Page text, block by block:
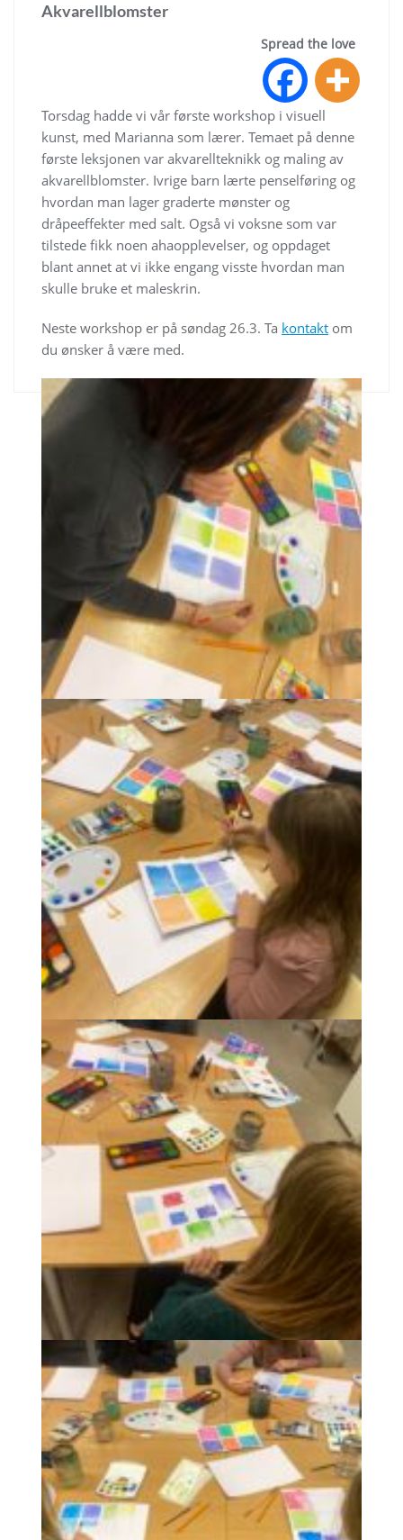
Akvarellblomster
Spread the love
Torsdag hadde vi vår første workshop i visuell
kunst, med Marianna som lærer. Temaet på denne
første leksjonen var akvarellteknikk og maling av
akvarellblomster. Ivrige barn lærte penselføring og
hvordan man lager graderte mønster og
dråpeeffekter med salt. Også vi voksne som var
tilstede fikk noen ahaopplevelser, og oppdaget
blant annet at vi ikke engang visste hvordan man
skulle bruke et maleskrin.
Neste workshop er på søndag 26.3. Ta kontakt om
du ønsker å være med.